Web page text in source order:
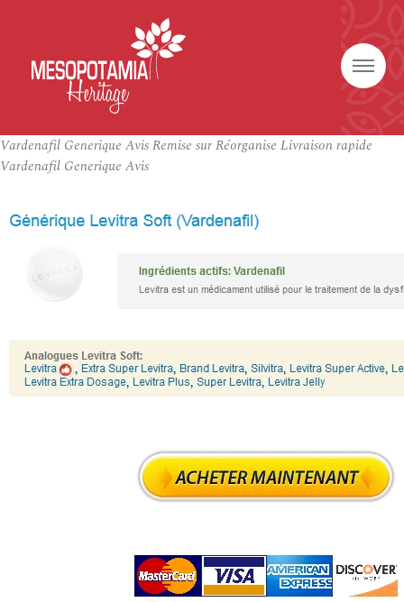
Vardenafil Generique Avis Remise sur Réorganise Livraison rapide
Vardenafil Generique Avis